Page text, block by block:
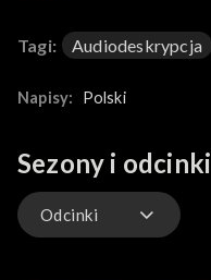
Tagi: Audiodeskrypcja
Napisy: Polski
Sezony i odcinki
Odcinki